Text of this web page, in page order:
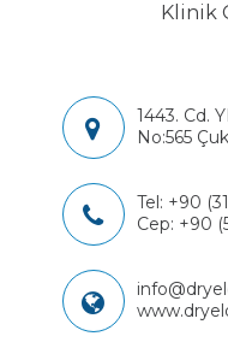
Klinik
1443. Cd.
No:565
Tel: +90
Cep: +90